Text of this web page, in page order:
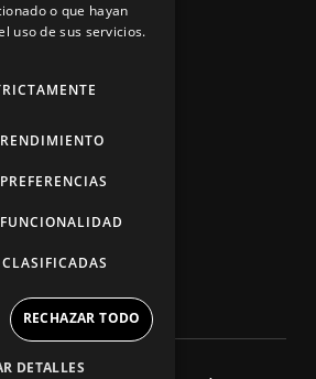
o que hayan
uso de sus servicios.
RECHAZAR TODO
DETALLES